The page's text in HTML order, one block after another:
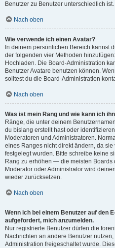
Benutzer zu Benutzer unterschiedlich ist.
Nach oben
Wie verwende ich einen Avatar?
In deinem persönlichen Bereich kannst
der folgenden vier Methoden
Hochladen. Die Board-Administration
Benutzer Avatare benutzen können.
solltest du die Board-Administration
Nach oben
Was ist mein Rang und wie kann ich
Ränge, die unter deinem
du bislang erstellt hast oder
Moderatoren und Administratoren.
eines Ranges nicht direkt ändern, da
festgelegt wurden. Bitte schreibe keine
Rang zu erhöhen — die meisten Boards
Moderator oder Administrator wird
wieder zurücksetzen.
Nach oben
Wenn ich bei einem Benutzer auf den
aufgefordert, mich anzumelden.
Nur registrierte Benutzer dürfen die
Nachrichten an andere Benutzer
Administration freigeschaltet wurde.